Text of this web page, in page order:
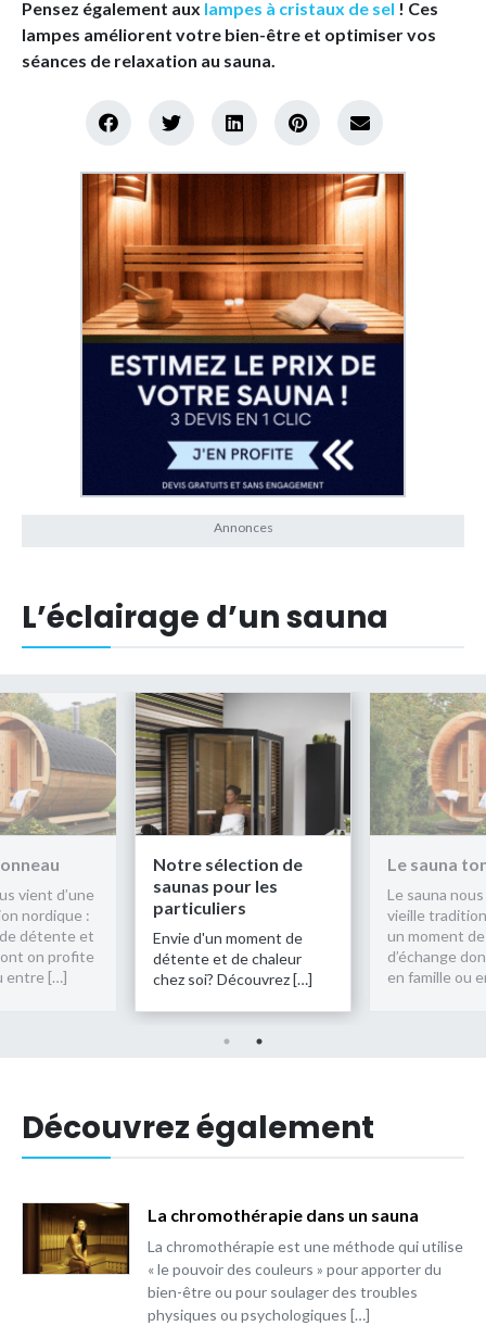
Pensez également aux lampes à cristaux de sel ! Ces
lampes améliorent votre bien-être et optimiser vos
séances de relaxation au sauna.
L’éclairage d’un sauna
de
les
de
chaleur
[…]
Le sauna tonneau
Le sauna nous vient d’une
vieille tradition nordique :
un moment de détente et
d’échange dont on profite
en famille ou entre […]
Notre
saunas
particuliers
Envie d'un
détente et de
chez soi?
Découvrez également
La chromothérapie dans un sauna
La chromothérapie est une méthode qui utilise
« le pouvoir des couleurs » pour apporter du
bien-être ou pour soulager des troubles
physiques ou psychologiques […]